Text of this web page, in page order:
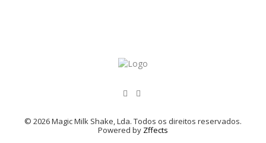
© 2026 Magic Milk Shake, Lda. Todos os direitos reservados.
Powered by Zffects